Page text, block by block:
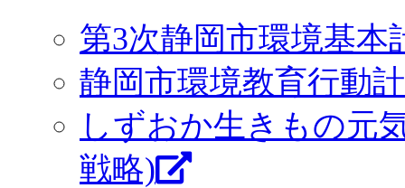
第3次静岡市環境基本
静岡市環境教育行動
しずおか生きもの元
戦略)